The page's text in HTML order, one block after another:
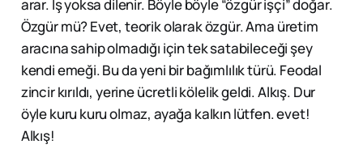
arar. İş yoksa dilenir. Böyle böyle “özgür işçi” doğar.
Özgür mü? Evet, teorik olarak özgür. Ama üretim
aracına sahip olmadığı için tek satabileceği şey
kendi emeği. Bu da yeni bir bağımlılık türü. Feodal
zincir kırıldı, yerine ücretli kölelik geldi. Alkış. Dur
öyle kuru kuru olmaz, ayağa kalkın lütfen. evet!
Alkış!